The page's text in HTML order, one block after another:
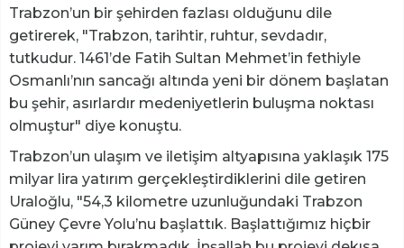
Trabzon’un bir şehirden fazlası olduğunu dile
getirerek, "Trabzon, tarihtir, ruhtur, sevdadır,
tutkudur. 1461’de Fatih Sultan Mehmet’in fethiyle
Osmanlı’nın sancağı altında yeni bir dönem başlatan
bu şehir, asırlardır medeniyetlerin buluşma noktası
olmuştur" diye konuştu.
Trabzon’un ulaşım ve iletişim altyapısına yaklaşık 175
milyar lira yatırım gerçekleştirdiklerini dile getiren
Uraloğlu, "54,3 kilometre uzunluğundaki Trabzon
Güney Çevre Yolu’nu başlattık. Başlattığımız hiçbir